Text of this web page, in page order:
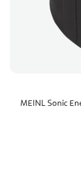
MEINL Sonic